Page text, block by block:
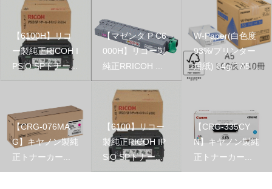
【6100H】リコ
ー製純正RICOH I
PSiO SPトナー...
【マゼンタ P C6
000H】リコー製
純正RRICOH ...
W-Paper(白色度
93%/プリンター
用紙) 64g/? A5 ...
【CRG-076MA
G】キヤノン製純
正トナーカー...
【6100】リコー
製純正RICOH IP
SiO SPトナー...
【CRG-335CY
N】キヤノン製純
正トナーカー...